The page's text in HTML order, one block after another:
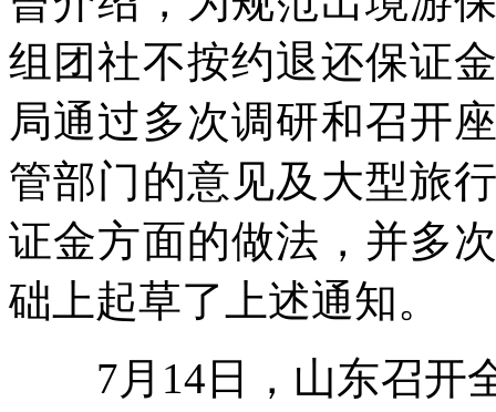
组团社不按约退还保证
局通过多次调研和召开
管部门的意见及大型旅
证金方面的做法，并多
础上起草了上述通知。
7月14日，山东召开